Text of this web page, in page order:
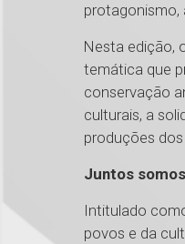
protagonismo,
Nesta edição,
temática que
conservação
culturais, a
produções
Juntos
Intitulado
povos e da